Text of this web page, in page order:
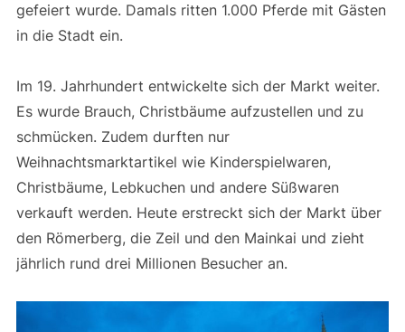
gefeiert wurde. Damals ritten 1.000 Pferde mit Gästen
in die Stadt ein.
Im 19. Jahrhundert entwickelte sich der Markt weiter.
Es wurde Brauch, Christbäume aufzustellen und zu
schmücken. Zudem durften nur
Weihnachtsmarktartikel wie Kinderspielwaren,
Christbäume, Lebkuchen und andere Süßwaren
verkauft werden. Heute erstreckt sich der Markt über
den Römerberg, die Zeil und den Mainkai und zieht
jährlich rund drei Millionen Besucher an.